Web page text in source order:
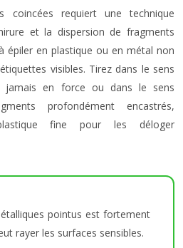
coincées requiert une technique
et la dispersion de fragments
épiler en plastique ou en métal non
visibles. Tirez dans le sens
jamais en force ou dans le sens
profondément encastrés,
fine pour les déloger
pointus est fortement
rayer les surfaces sensibles.